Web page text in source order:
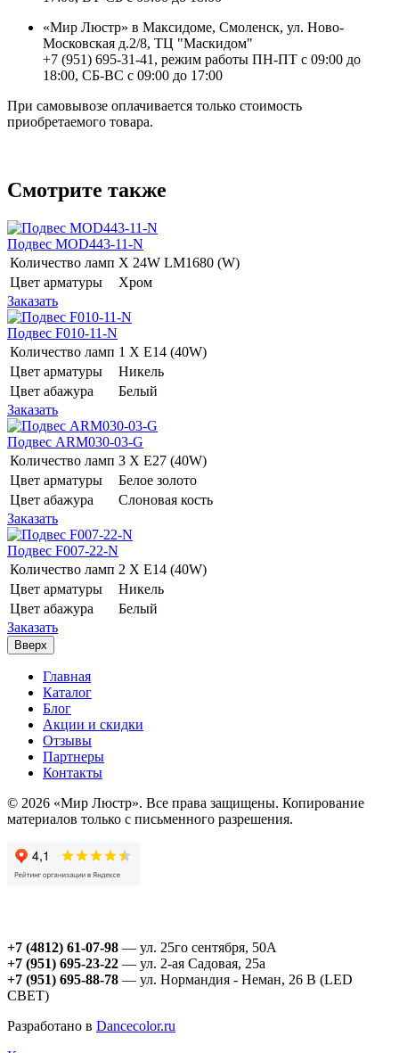
«Мир Люстр» в Максидоме, Смоленск, ул. Ново-
Московская д.2/8, ТЦ "Маскидом"
+7 (951) 695-31-41, режим работы ПН-ПТ с 09:00 до
18:00, СБ-ВС с 09:00 до 17:00
При самовывозе оплачивается только стоимость
приобретаемого товара.
Смотрите также
Подвес MOD443-11-N
Количество ламп Х 24W LM1680 (W)
Цвет арматуры
Хром
Заказать
Подвес F010-11-N
Количество ламп 1 Х E14 (40W)
Цвет арматуры
Никель
Цвет абажура
Белый
Заказать
Подвес ARM030-03-G
Количество ламп 3 Х E27 (40W)
Цвет арматуры
Белое золото
Цвет абажура
Слоновая кость
Заказать
Подвес F007-22-N
Количество ламп 2 Х E14 (40W)
Цвет арматуры
Никель
Цвет абажура
Белый
Заказать
Вверх
Главная
Каталог
Блог
Акции и скидки
Отзывы
Партнеры
Контакты
© 2026 «Мир Люстр». Все права защищены. Копирование
материалов только с письменного разрешения.
+7 (4812) 61-07-98 — ул. 25го сентября, 50А
+7 (951) 695-23-22 — ул. 2-ая Садовая, 25а
+7 (951) 695-88-78 — ул. Нормандия - Неман, 26 В (LED
СВЕТ)
Разработано в Dancecolor.ru